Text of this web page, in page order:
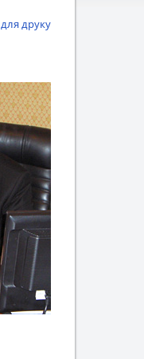
для друку